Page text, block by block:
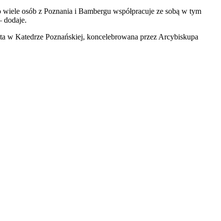
osób z Poznania i Bambergu współpracuje ze sobą w tym
dodaje.
w Katedrze Poznańskiej, koncelebrowana przez Arcybiskupa